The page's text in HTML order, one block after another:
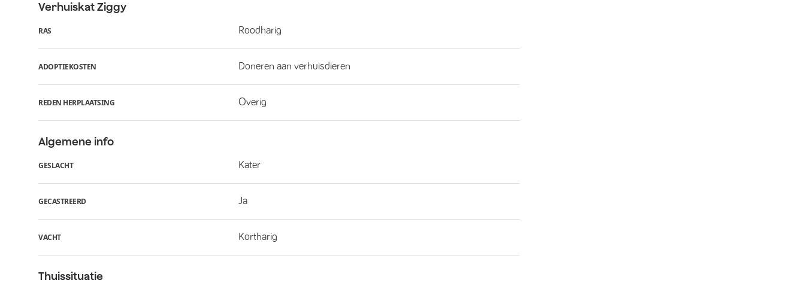
VerhuiskatZiggy
RAS Roodharig
ADOPTIEKOSTEN Doneren aan verhuisdieren
REDEN HERPLAATSING Overig
Algemene info
GESLACHT Kater
GECASTREERD Ja
VACHT Kortharig
Thuissituatie